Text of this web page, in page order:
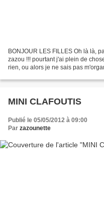
BONJOUR LES FILLES Oh là là,
zazou !!! pourtant j'ai plein de
rien, ou alors je ne sais pas
MINI CLAFOUTIS
Publié le 05/05/2012 à 09:00
Par zazounette